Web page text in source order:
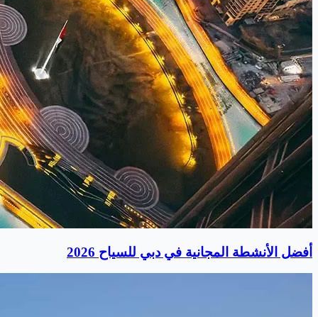
أفضل الأنشطة المجانية في دبي للسياح 2026